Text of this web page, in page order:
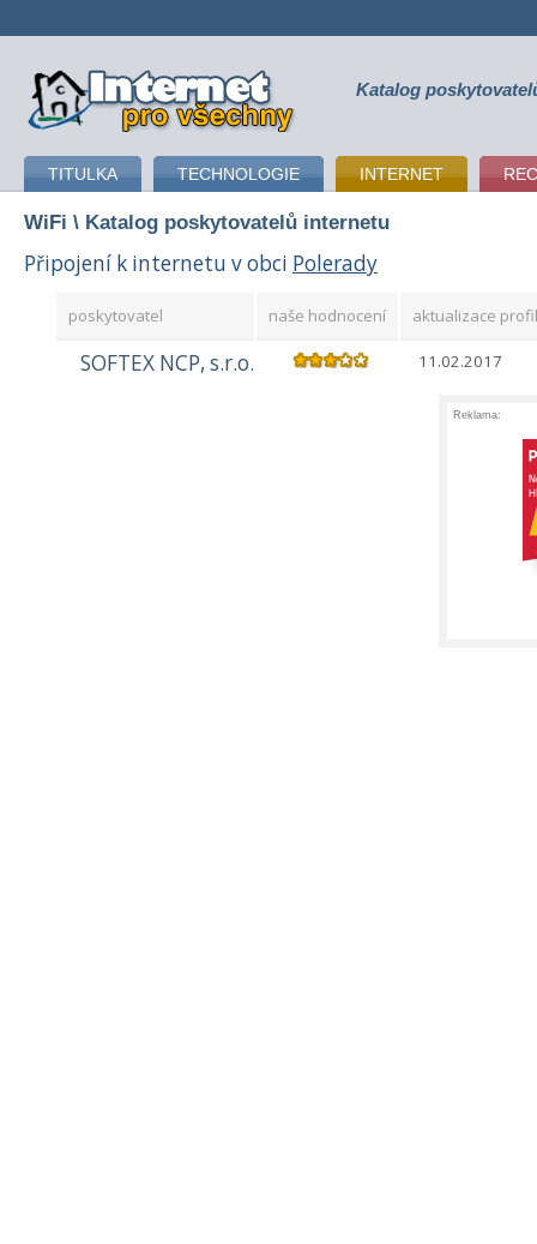
připojení k internetu Katalog
TITULKA TECHNOLOGIE INTERNET
WiFi \ Katalog poskytovatelů internetu
Připojení k internetu v obci Polerady
poskytovatel naše hodnocení aktualizace
SOFTEX NCP, s.r.o. 11.02.2017
Reklama: